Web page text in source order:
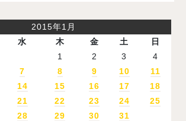
2015年1月
水 木 金 土 日
1 2 3
4
7 8 9 10
11
14 15 16 17
18
21 22 23 24
25
28 29 30 31